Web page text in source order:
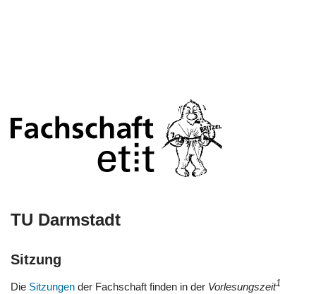
TU Darmstadt
Sitzung
Die Sitzungen der Fachschaft finden in der Vorlesungszeit1